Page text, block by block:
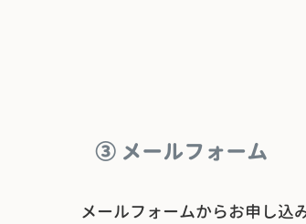
③ メールフォーム
メールフォームからお申し込